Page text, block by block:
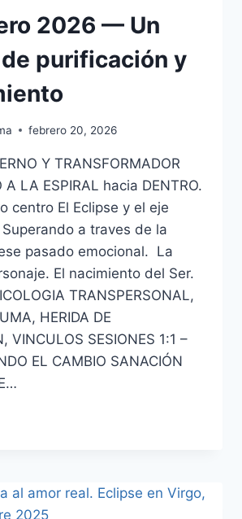
2026 — Un
purificación y
febrero 20, 2026
Y TRANSFORMADOR
A LA ESPIRAL hacia DENTRO.
centro El Eclipse y el eje
a traves de la
pasado emocional. La
El nacimiento del Ser.
TRANSPERSONAL,
HERIDA DE
VINCULOS SESIONES 1:1 –
EL CAMBIO SANACIÓN